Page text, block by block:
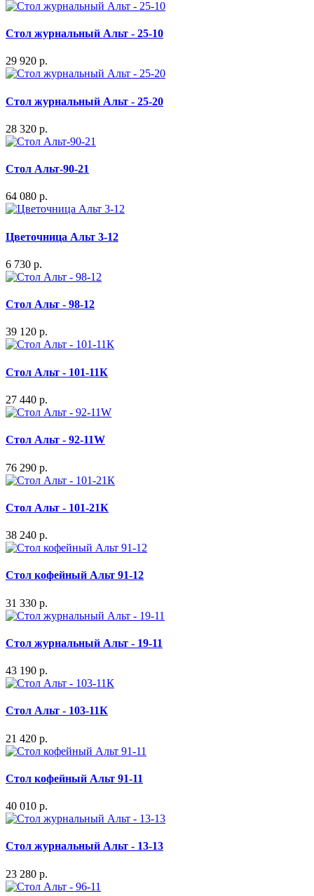
Стол журнальный Альт - 25-10
29 920 р.
Стол журнальный Альт - 25-20
28 320 р.
Стол Альт-90-21
64 080 р.
Цветочница Альт 3-12
6 730 р.
Стол Альт - 98-12
39 120 р.
Стол Альт - 101-11К
27 440 р.
Стол Альт - 92-11W
76 290 р.
Стол Альт - 101-21К
38 240 р.
Стол кофейный Альт 91-12
31 330 р.
Стол журнальный Альт - 19-11
43 190 р.
Стол Альт - 103-11К
21 420 р.
Стол кофейный Альт 91-11
40 010 р.
Стол журнальный Альт - 13-13
23 280 р.